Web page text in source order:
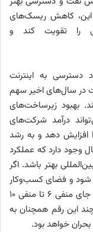
این، کاهش ریسک‌های
را تقویت کند و
دسترسی به اینترنت
در سال‌های اخیر سهم
بهبود زیرساخت‌های
درآمد شرکت‌های
افزایش دهد و به رشد
وجود دارد که عملکرد
بهتر باشد. اگر
شود و فضای کسب‌وکار
اندکی بهبود پیدا کند، رشد اقتصادی می‌تواند به جای منفی ۶ تا منفی ۱۰
گیرد. هرچند این رقم همچنان به
خواهد بود.